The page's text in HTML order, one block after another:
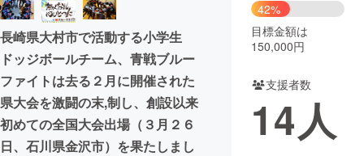
ビジネス・起業 チャレンジ
まちづくり・地域活性化
CAMPFIRE for Social Good
CAMPFIRE Creation
CAMPFIREふるさと納税
コミュニティ
長崎県大村市で活動する小学生
ドッジボールチーム、青戦ブルー
ファイトは去る２月に開催された
県大会を激闘の末,制し、創設以来
初めての全国大会出場（３月２６
日、石川県金沢市）を果たしまし
42%
目標金額は
150,000円
支援者数
14人